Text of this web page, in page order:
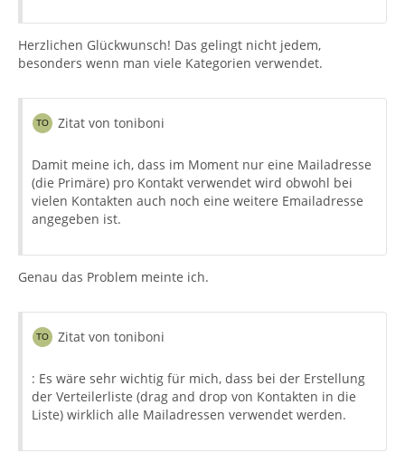
Herzlichen Glückwunsch! Das gelingt nicht jedem,
besonders wenn man viele Kategorien verwendet.
Zitat von toniboni
Damit meine ich, dass im Moment nur eine Mailadresse
(die Primäre) pro Kontakt verwendet wird obwohl bei
vielen Kontakten auch noch eine weitere Emailadresse
angegeben ist.
Genau das Problem meinte ich.
Zitat von toniboni
: Es wäre sehr wichtig für mich, dass bei der Erstellung
der Verteilerliste (drag and drop von Kontakten in die
Liste) wirklich alle Mailadressen verwendet werden.